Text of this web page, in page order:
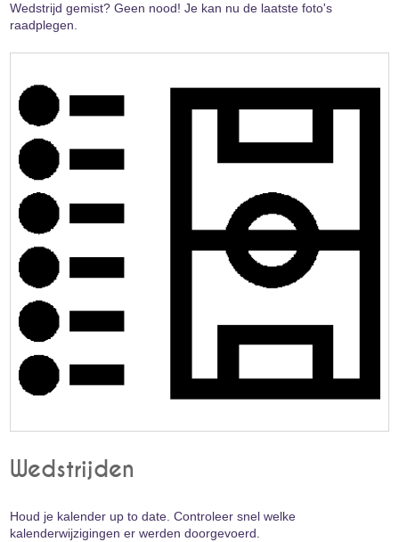
Wedstrijd gemist? Geen nood! Je kan nu de laatste foto's
raadplegen.
Wedstrijden
Houd je kalender up to date. Controleer snel welke
kalenderwijzigingen er werden doorgevoerd.